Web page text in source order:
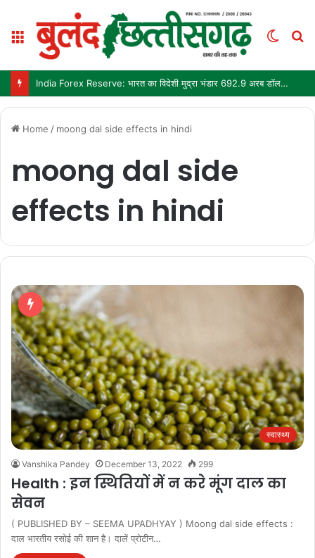
Menu
Switch
India Forex Reserve: भारत का विदेशी मुद्रा भंडार 692.9 अरब डॉलर पहुंचा, छह महीने में सबसे बड़ी साप्ताहिक बढ़त
Home / moong dal side effects in hindi
moong dal side
effects in hindi
स्वास्थ्य
Vanshika Pandey December 13, 2022 299
Health : इन स्थितियों में न करे मूंग दाल का
सेवन
( PUBLISHED BY – SEEMA UPADHYAY ) Moong dal side effects :
दाल भारतीय रसोई की शान है। दालें प्रोटीन…